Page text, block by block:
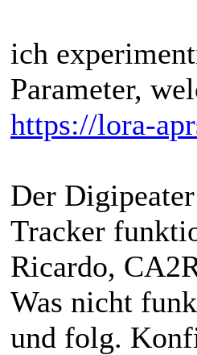
ich
Parameter,
https://lora-
Der
Tracker
Ricardo,
Was nicht
und folg.